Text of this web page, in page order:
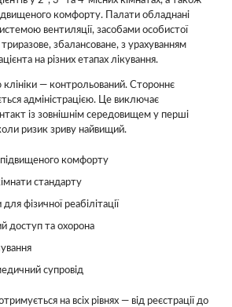
комфорту. Палати обладнані
вентиляції, засобами особистої
триразове, збалансоване, з урахуванням
на різних етапах лікування.
— контрольований. Стороннє
адміністрацією. Це виключає
із зовнішнім середовищем у перші
ризик зриву найвищий.
підвищеного комфорту
стандарту
фізичної реабілітації
доступ та охорона
супровід
на всіх рівнях — від реєстрації до